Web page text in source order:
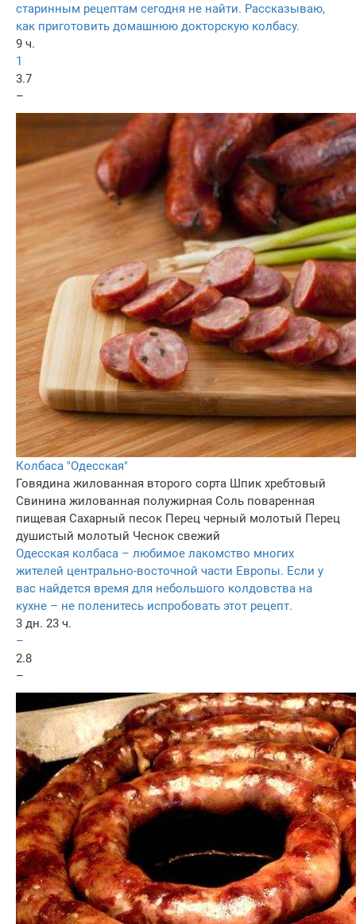
старинным рецептам сегодня не найти. Рассказываю,
как приготовить домашнюю докторскую колбасу.
9 ч.
1
3.7
–
Колбаса "Одесская"
Говядина жилованная второго сорта Шпик хребтовый
Свинина жилованная полужирная Соль поваренная
пищевая Сахарный песок Перец черный молотый Перец
душистый молотый Чеснок свежий
Одесская колбаса – любимое лакомство многих
жителей центрально-восточной части Европы. Если у
вас найдется время для небольшого колдовства на
кухне – не поленитесь испробовать этот рецепт.
3 дн. 23 ч.
–
2.8
–